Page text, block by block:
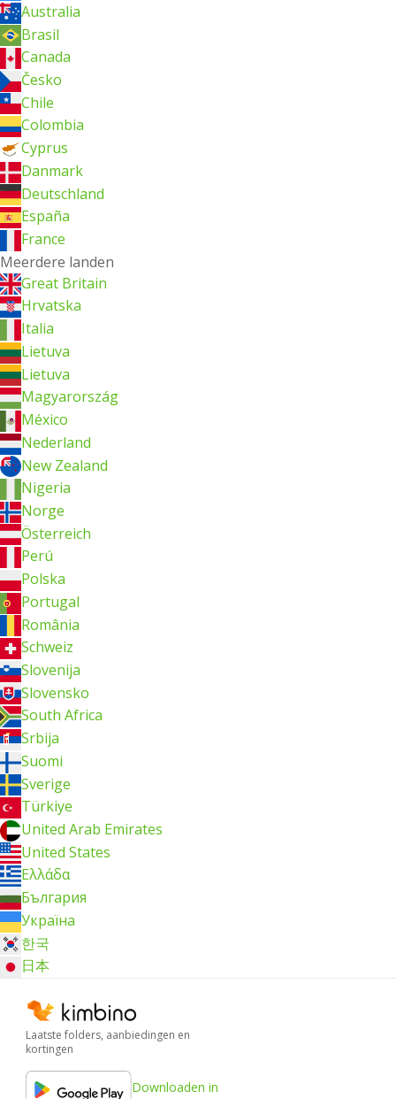
Australia
Brasil
Canada
Česko
Chile
Colombia
Cyprus
Danmark
Deutschland
España
France
Meerdere landen
Great Britain
Hrvatska
Italia
Lietuva
Lietuva
Magyarország
México
Nederland
New Zealand
Nigeria
Norge
Österreich
Perú
Polska
Portugal
România
Schweiz
Slovenija
Slovensko
South Africa
Srbija
Suomi
Sverige
Türkiye
United Arab Emirates
United States
Ελλάδα
България
Україна
한국
日本
Laatste folders, aanbiedingen en
kortingen
Downloaden in